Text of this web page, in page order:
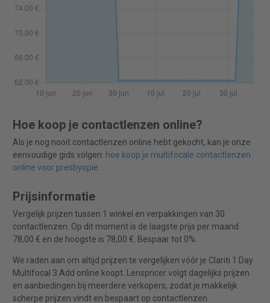
Hoe koop je contactlenzen online?
Als je nog nooit contactlenzen online hebt gekocht, kan je onze
eenvoudige gids volgen: hoe koop je multifocale contactlenzen
online voor presbyopie.
Prijsinformatie
Vergelijk prijzen tussen 1 winkel en verpakkingen van 30
contactlenzen. Op dit moment is de laagste prijs per maand
78,00 € en de hoogste is 78,00 €. Bespaar tot 0%.
We raden aan om altijd prijzen te vergelijken vóór je Clariti 1 Day
Multifocal 3 Add online koopt. Lenspricer volgt dagelijks prijzen
en aanbiedingen bij meerdere verkopers, zodat je makkelijk
scherpe prijzen vindt en bespaart op contactlenzen.